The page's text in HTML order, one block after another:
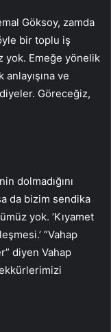
Göksoy, zamda
bir toplu iş
yok. Emeğe yönelik
ve
Göreceğiz,
dolmadığını
da bizim sendika
yok. ‘Kıyamet
“Vahap
diyen Vahap